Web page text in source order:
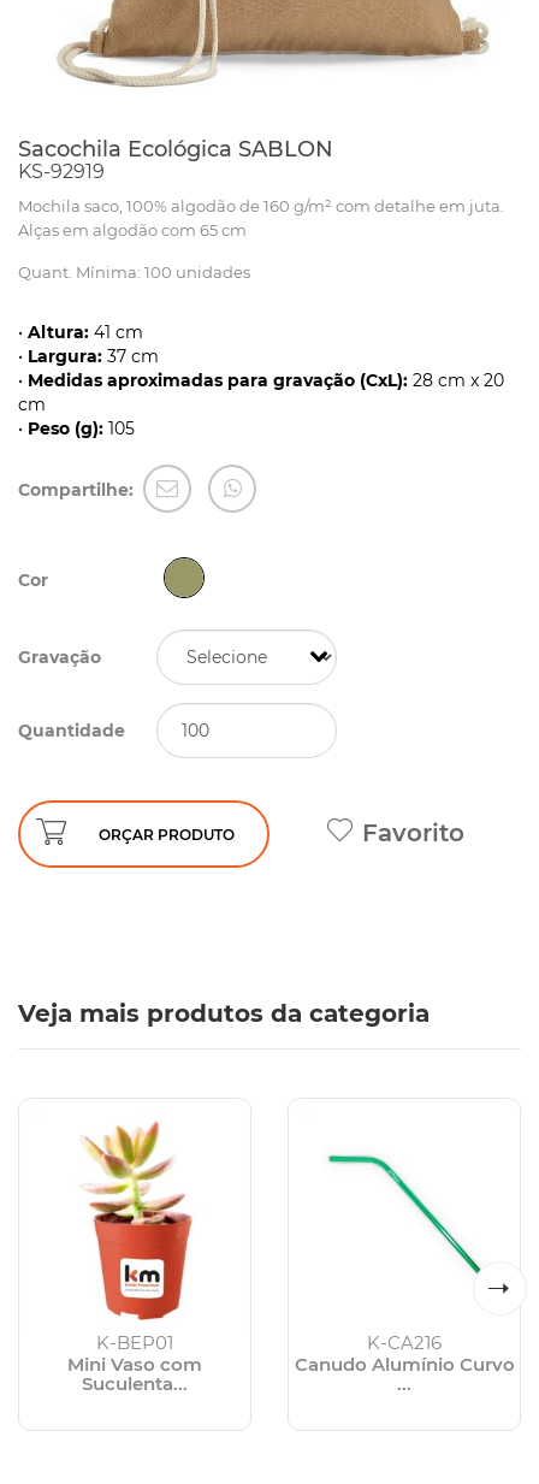
Sacochila Ecológica SABLON
KS-92919
Mochila saco, 100% algodão de 160 g/m² com detalhe em juta.
Alças em algodão com 65 cm
Quant. Mínima: 100 unidades
• Altura: 41 cm
• Largura: 37 cm
• Medidas aproximadas para gravação (CxL): 28 cm x 20
cm
• Peso (g): 105
Compartilhe:
Cor
Gravação
Quantidade
ORÇAR PRODUTO Favorito
Veja mais produtos da categoria
K-BEP01
Mini Vaso com
Suculenta...
K-CA216
Canudo Alumínio Curvo
...